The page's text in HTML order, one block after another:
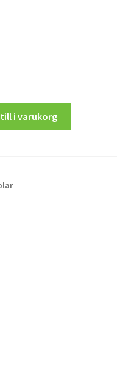
till i varukorg